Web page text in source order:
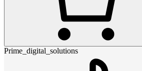
Prime_digital_solutions